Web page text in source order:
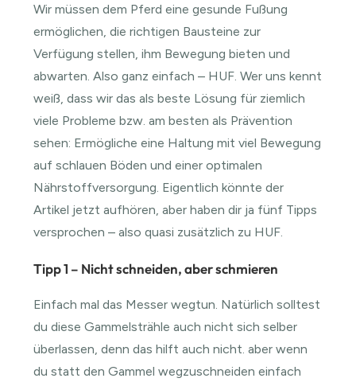
Wir müssen dem Pferd eine gesunde Fußung
ermöglichen, die richtigen Bausteine zur
Verfügung stellen, ihm Bewegung bieten und
abwarten. Also ganz einfach – HUF. Wer uns kennt
weiß, dass wir das als beste Lösung für ziemlich
viele Probleme bzw. am besten als Prävention
sehen: Ermögliche eine Haltung mit viel Bewegung
auf schlauen Böden und einer optimalen
Nährstoffversorgung. Eigentlich könnte der
Artikel jetzt aufhören, aber haben dir ja fünf Tipps
versprochen – also quasi zusätzlich zu HUF.
Tipp 1 – Nicht schneiden, aber schmieren
Einfach mal das Messer wegtun. Natürlich solltest
du diese Gammelsträhle auch nicht sich selber
überlassen, denn das hilft auch nicht. aber wenn
du statt den Gammel wegzuschneiden einfach